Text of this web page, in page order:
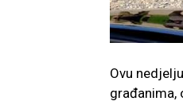
Ovu
građanima,